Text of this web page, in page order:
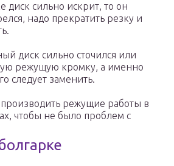
диск сильно искрит, то он
надо прекратить резку и
диск сильно сточился или
режущую кромку, а именно
следует заменить.
режущие работы в
чтобы не было проблем с